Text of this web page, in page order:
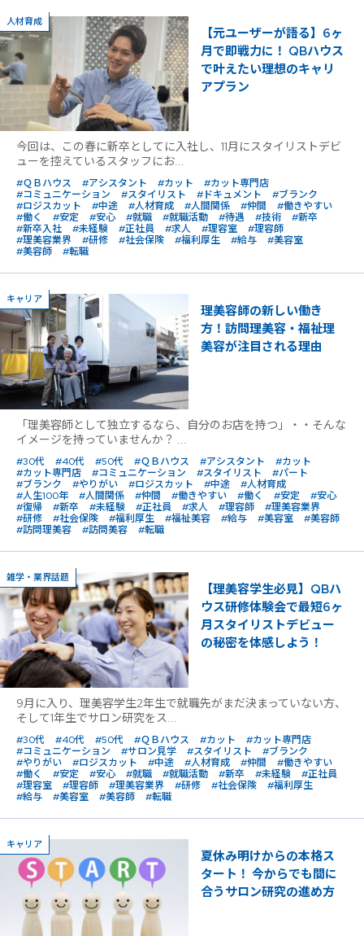
人材育成
【元ユーザーが語る】6ヶ
月で即戦力に！ QBハウス
で叶えたい理想のキャリ
アプラン
今回は、この春に新卒としてに入社し、11月にスタイリストデビ
ューを控えているスタッフにお...
#ＱＢハウス #アシスタント #カット
#カット専門店
#コミュニケーション
#スタイリスト #ドキュメント
#ブランク
#ロジスカット
#中途 #人材育成 #人間関係 #仲間
#働きやすい
#働く
#安定 #安心 #就職 #就職活動 #待遇 #技術
#新卒
#新卒入社
#未経験 #正社員 #求人 #理容室
#理容師
#理美容業界
#研修 #社会保険 #福利厚生 #給与
#美容室
#美容師
#転職
キャリア
理美容師の新しい働き
方！訪問理美容・福祉理
美容が注目される理由
「理美容師として独立するなら、自分のお店を持つ」・・そんな
イメージを持っていませんか？ ...
#30代 #40代 #50代 #ＱＢハウス #アシスタント
#カット
#カット専門店
#コミュニケーション #スタイリスト
#パート
#ブランク
#やりがい #ロジスカット #中途
#人材育成
#人生100年
#人間関係 #仲間 #働きやすい #働く #安定
#安心
#復帰
#新卒 #未経験 #正社員 #求人 #理容師
#理美容業界
#研修
#社会保険 #福利厚生 #福祉美容 #給与 #美容室
#美容師
#訪問理美容
#訪問美容 #転職
雑学・業界話題
【理美容学生必見】QBハ
ウス研修体験会で最短6ヶ
月スタイリストデビュー
の秘密を体感しよう！
9月に入り、理美容学生2年生で就職先がまだ決まっていない方、
そして1年生でサロン研究をス...
#30代 #40代 #50代 #ＱＢハウス #カット
#カット専門店
#コミュニケーション
#サロン見学 #スタイリスト
#ブランク
#やりがい
#ロジスカット #中途 #人材育成 #仲間
#働きやすい
#働く
#安定 #安心 #就職 #就職活動 #新卒 #未経験
#正社員
#理容室
#理容師 #理美容業界 #研修 #社会保険
#福利厚生
#給与
#美容室 #美容師 #転職
キャリア
夏休み明けからの本格ス
タート！ 今からでも間に
合うサロン研究の進め方